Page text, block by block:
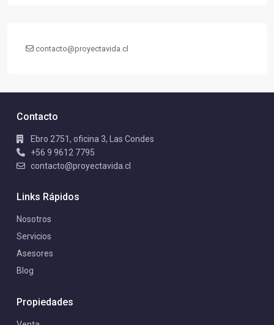
contacto@proyectavida.cl
Contacto
Ebro 2751, oficina 3, Las Condes
+56 9 9612 7795
contacto@proyectavida.cl
Links Rápidos
Nosotros
Servicios
Asesores
Blog
Propiedades